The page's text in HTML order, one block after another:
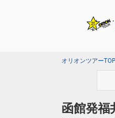
オリオンツアーTOP
函館発福